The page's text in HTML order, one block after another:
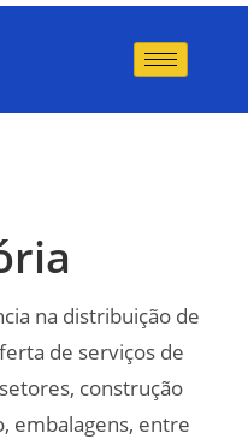
na distribuição de
de serviços de
construção
embalagens, entre